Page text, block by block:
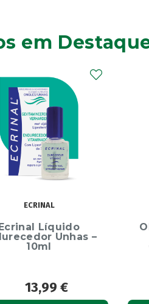
em
ECRINAL
Líquido
Unhas –
10ml
13,99€